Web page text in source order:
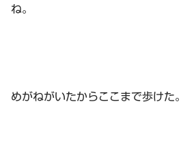
ね。
めがねがいたからここまで歩けた。